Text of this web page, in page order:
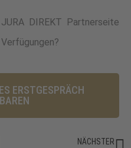
DIREKT Partnerseite
ERSTGESPRÄCH
NÄCHSTER